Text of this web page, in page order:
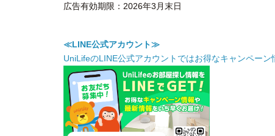
広告有効期限：2026年3月末日
≪LINE公式アカウント≫
UniLifeのLINE公式アカウントではお得なキャンペーン